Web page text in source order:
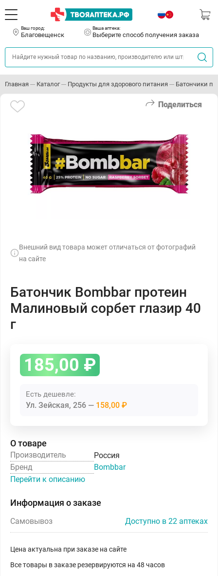
Ваш город:
Благовещенск
Ваша аптека:
Выберите способ получения заказа
Главная Каталог Продукты для здорового питания Батончики
Поделиться
Внешний вид товара может отличаться от фотографий
на сайте
Батончик Bombbar протеин
Малиновый сорбет глазир 40
г
185,00 ₽
Есть дешевле:
Ул. Зейская, 256 158,00 ₽
О товаре
Производитель
Россия
Бренд
Bombbar
Перейти к описанию
Информация о заказе
Самовывоз Доступно в 22 аптеках
Цена актуальна при заказе на сайте
Все товары в заказе резервируются на 48 часов